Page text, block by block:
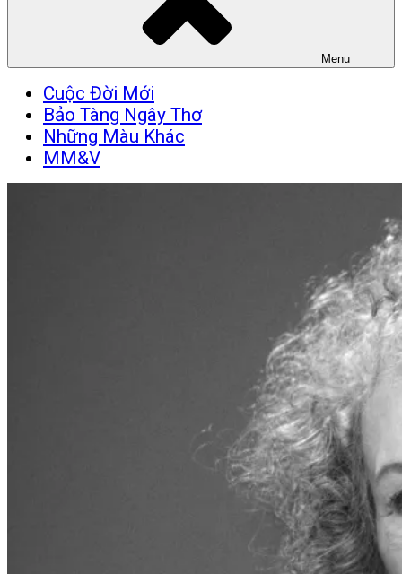
Menu
Cuộc Đời Mới
Bảo Tàng Ngây Thơ
Những Màu Khác
MM&V